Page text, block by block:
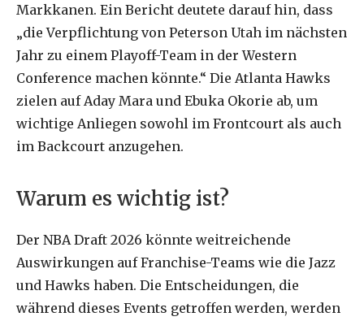
Markkanen. Ein Bericht deutete darauf hin, dass
„die Verpflichtung von Peterson Utah im nächsten
Jahr zu einem Playoff-Team in der Western
Conference machen könnte.“ Die Atlanta Hawks
zielen auf Aday Mara und Ebuka Okorie ab, um
wichtige Anliegen sowohl im Frontcourt als auch
im Backcourt anzugehen.
Warum es wichtig ist?
Der NBA Draft 2026 könnte weitreichende
Auswirkungen auf Franchise-Teams wie die Jazz
und Hawks haben. Die Entscheidungen, die
während dieses Events getroffen werden, werden